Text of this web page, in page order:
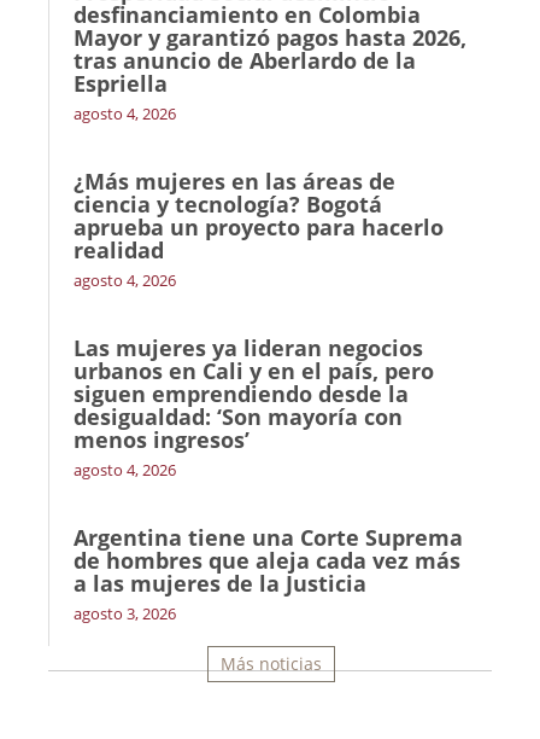
desfinanciamiento en Colombia
Mayor y garantizó pagos hasta 2026,
tras anuncio de Aberlardo de la
Espriella
agosto 4, 2026
¿Más mujeres en las áreas de
ciencia y tecnología? Bogotá
aprueba un proyecto para hacerlo
realidad
agosto 4, 2026
Las mujeres ya lideran negocios
urbanos en Cali y en el país, pero
siguen emprendiendo desde la
desigualdad: ‘Son mayoría con
menos ingresos’
agosto 4, 2026
Argentina tiene una Corte Suprema
de hombres que aleja cada vez más
a las mujeres de la Justicia
agosto 3, 2026
Más noticias